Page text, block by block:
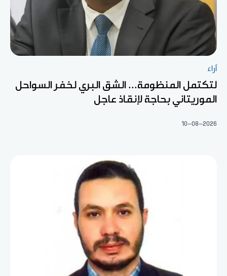
آراء
لتكتمل المنظومة... الشق البري لخفر السواحل
الموريتاني بحاجة لإنقاذ عاجل
10-08-2026